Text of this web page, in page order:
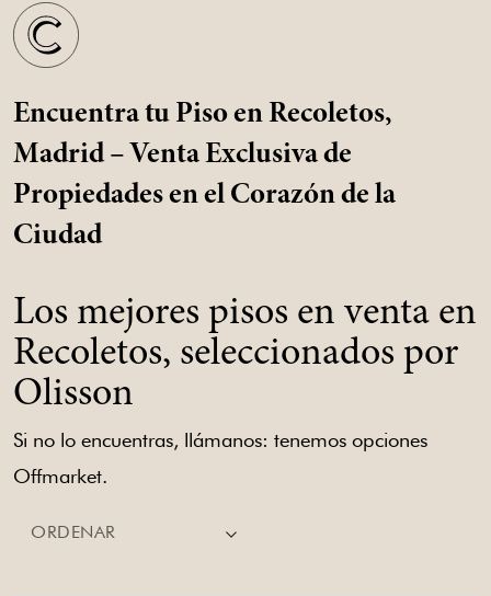
Encuentra tu Piso en Recoletos,
Madrid – Venta Exclusiva de
Propiedades en el Corazón de la
Ciudad
Los mejores pisos en venta en
Recoletos, seleccionados por
Olisson
Si no lo encuentras, llámanos: tenemos opciones
Offmarket.
ORDENAR